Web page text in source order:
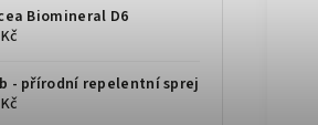
Biomineral D6
- přírodní repelentní sprej